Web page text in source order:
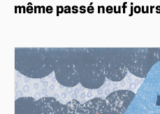
même passé neuf